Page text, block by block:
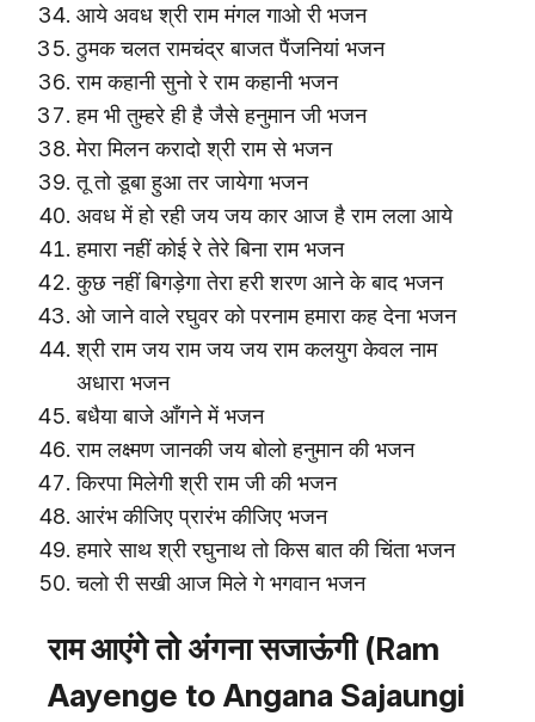
आये अवध श्री राम मंगल गाओ री भजन
ठुमक चलत रामचंद्र बाजत पैंजनियां भजन
राम कहानी सुनो रे राम कहानी भजन
हम भी तुम्हरे ही है जैसे हनुमान जी भजन
मेरा मिलन करादो श्री राम से भजन
तू तो डूबा हुआ तर जायेगा भजन
अवध में हो रही जय जय कार आज है राम लला आये
हमारा नहीं कोई रे तेरे बिना राम भजन
कुछ नहीं बिगड़ेगा तेरा हरी शरण आने के बाद भजन
ओ जाने वाले रघुवर को परनाम हमारा कह देना भजन
श्री राम जय राम जय जय राम कलयुग केवल नाम
अधारा भजन
बधैया बाजे आँगने में भजन
राम लक्ष्मण जानकी जय बोलो हनुमान की भजन
किरपा मिलेगी श्री राम जी की भजन
आरंभ कीजिए प्रारंभ कीजिए भजन
हमारे साथ श्री रघुनाथ तो किस बात की चिंता भजन
चलो री सखी आज मिले गे भगवान भजन
राम आएंगे तो अंगना सजाऊंगी (Ram
Aayenge to Angana Sajaungi